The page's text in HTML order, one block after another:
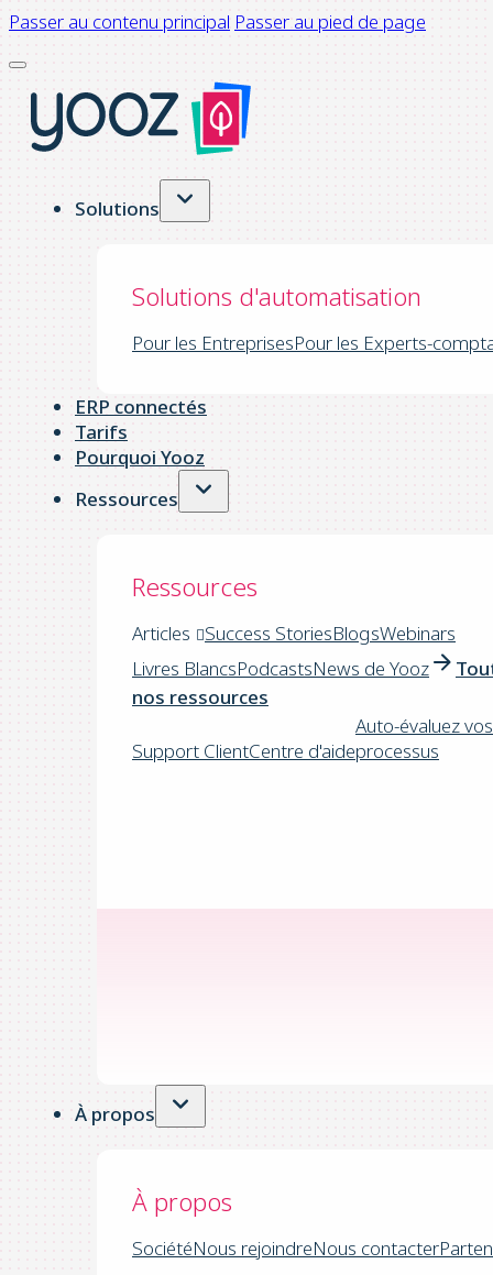
Passer au contenu principal Passer au pied de page
Solutions
Solutions d'automatisation
Pour les EntreprisesPour les Experts-
ERP connectés
Tarifs
Pourquoi Yooz
Ressources
Ressources
Articles Success StoriesBlogsWebinars
Livres BlancsPodcastsNews de Yooz
nos ressources
Support ClientCentre d'aide
Auto-évaluez vos
processus
À propos
À propos
SociétéNous rejoindreNous contacter